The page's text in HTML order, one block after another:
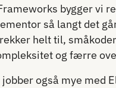
bygger vi
så langt det
helt til,
og færre
jobber også mye med